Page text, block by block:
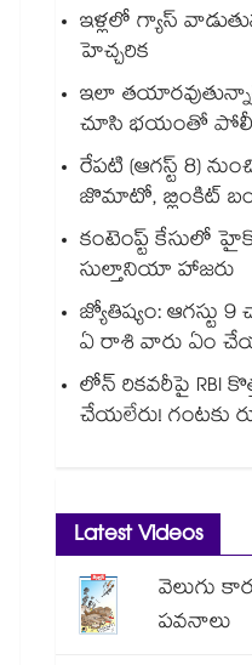
ఇళ్లలో గ్యాస్
హెచ్చరిక
ఇలా
చూసి భయంతో పోలీస్
రేపటి (ఆగస్ట్ 8)
జొమాటో, బ్లింకిట్
కంటెంప్ట్ కేసులో
సుల్తానియా హాజరు
జ్యోతిష్యం: ఆగస్టు
ఏ రాశి వారు ఏం
లోన్ రికవరీపై RBI
చేయలేరు! గంటకు
Latest Videos
వెలుగు
పవనాలు